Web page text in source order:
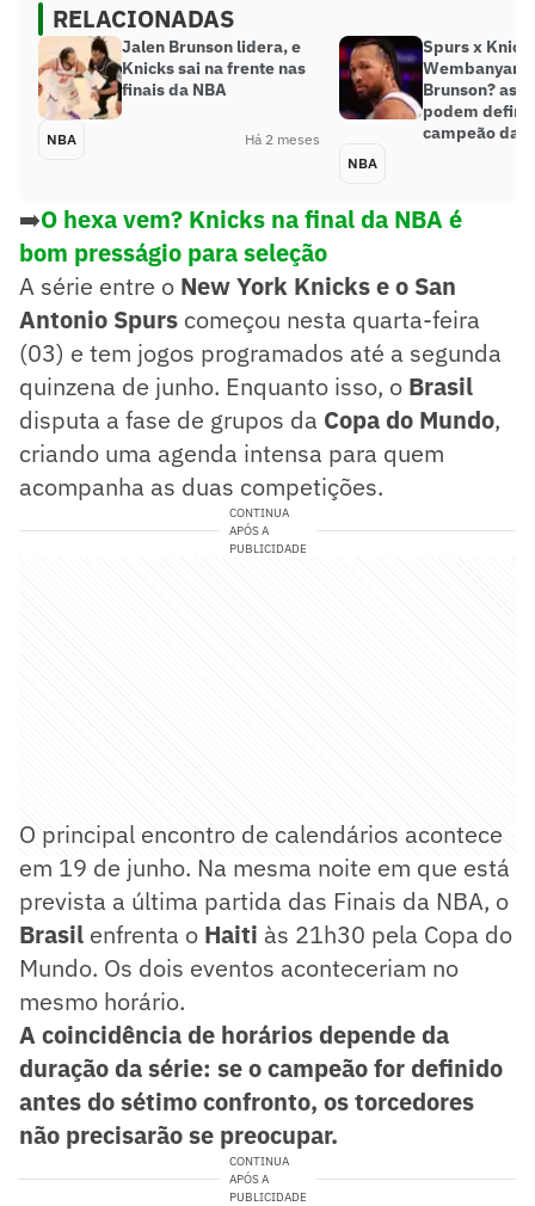
RELACIONADAS
Jalen Brunson lidera, e
Knicks sai na frente nas
finais da NBA
NBA Há 2 meses
Spurs x
Brunson? as
podem
campeão da
NBA
➡️O hexa vem? Knicks na final da NBA é
bom presságio para seleção
A série entre o New York Knicks e o San
Antonio Spurs começou nesta quarta-feira
(03) e tem jogos programados até a segunda
quinzena de junho. Enquanto isso, o Brasil
disputa a fase de grupos da Copa do Mundo,
criando uma agenda intensa para quem
acompanha as duas competições.
CONTINUA
APÓS A
PUBLICIDADE
O principal encontro de calendários acontece
em 19 de junho. Na mesma noite em que está
prevista a última partida das Finais da NBA, o
Brasil enfrenta o Haiti às 21h30 pela Copa do
Mundo. Os dois eventos aconteceriam no
mesmo horário.
A coincidência de horários depende da
duração da série: se o campeão for definido
antes do sétimo confronto, os torcedores
não precisarão se preocupar.
CONTINUA
APÓS A
PUBLICIDADE